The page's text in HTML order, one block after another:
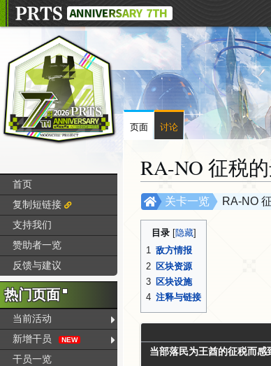
RA-NO 征税
跳
导
航
跳
搜
索
RA-NO
关卡一览
目录
1 敌方情报
2 区块资源
3 区块设施
4 注释与链接
当部落民为王酋的征税而感
页面 讨论
首页
复制短链接
支持我们
赞助者一览
反馈与建议
热门页面
当前活动
新增干员
NEW
干员一览